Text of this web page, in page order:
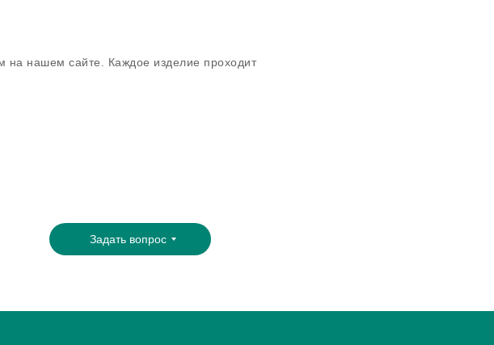
на нашем сайте. Каждое изделие проходит
Задать вопрос